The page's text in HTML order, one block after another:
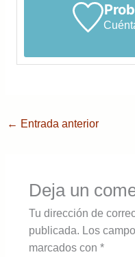
← Entrada anterior
Deja un
Tu dirección de
publicada. Los
marcados con *